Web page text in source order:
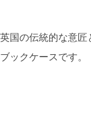
英国の伝統的な意匠
ブックケースです。